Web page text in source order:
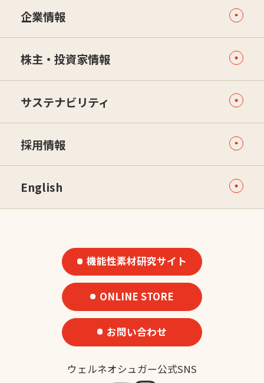
企業情報
株主・投資家情報
サステナビリティ
採用情報
English
機能性素材研究サイト
ONLINE STORE
お問い合わせ
ウェルネオシュガー公式SNS